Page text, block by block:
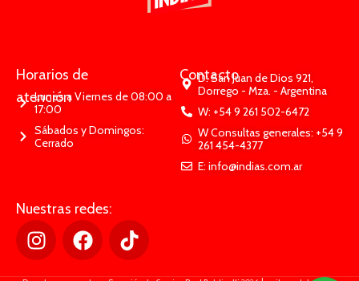
Horarios de
atención
Lunes a Viernes de 08:00 a
17:00
Sábados y Domingos:
Cerrado
Contacto
D: San Juan de Dios 921,
Dorrego - Mza. - Argentina
W: +54 9 261 502-6472
W Consultas generales: +54 9
261 454-4377
E: info@indias.com.ar
Nuestras redes: